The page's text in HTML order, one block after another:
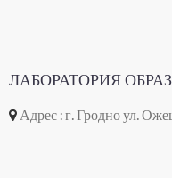
ЛАБОРАТОРИЯ
Адрес : г. Гродно ул.